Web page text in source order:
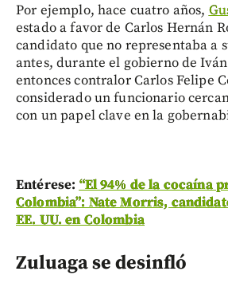
Por ejemplo, hace cuatro años,
estado a favor de Carlos Hernán
candidato que no representaba a
antes, durante el gobierno de
entonces contralor Carlos Felipe
considerado un funcionario
con un papel clave en la
Entérese: “El 94% de la cocaína
Colombia”: Nate Morris,
EE. UU. en Colombia
Zuluaga se desinfló